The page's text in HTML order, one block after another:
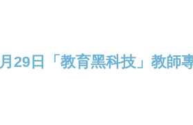
29日「教育黑科技」教師